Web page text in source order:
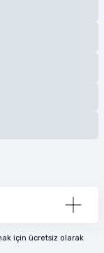
için ücretsiz olarak